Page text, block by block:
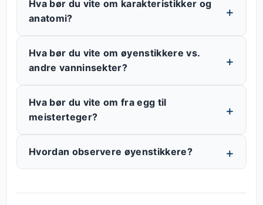
Hva bør du vite om karakteristikker og
anatomi?
Hva bør du vite om øyenstikkere vs.
andre vanninsekter?
Hva bør du vite om fra egg til
meisterteger?
Hvordan observere øyenstikkere?